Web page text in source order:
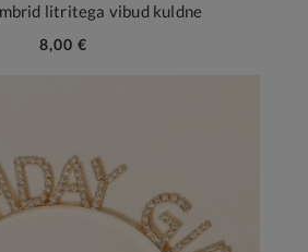
litritega vibud kuldne
8,00 €